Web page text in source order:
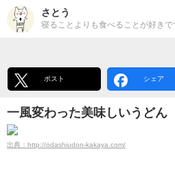
さとう
寝ることよりも食べることが好きで
ポスト シェア
一風変わった美味しいうどん
出典：http://odashiudon-kakaya.com/